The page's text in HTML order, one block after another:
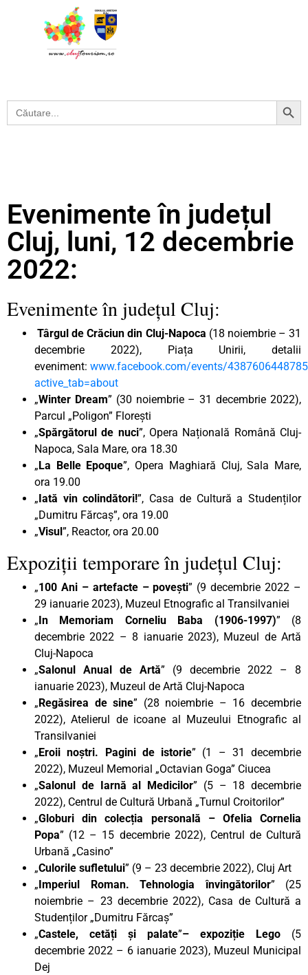
Search
for:
Search Button
Evenimente în județul
Cluj, luni, 12 decembrie
2022:
Evenimente în județul Cluj:
Târgul de Crăciun din Cluj-Napoca (18 noiembrie – 31
decembrie 2022), Piața Unirii, detalii
eveniment: www.facebook.com/events/
active_tab=about
„Winter Dream” (30 noiembrie – 31 decembrie 2022),
Parcul „Poligon” Florești
„Spărgătorul de nuci”, Opera Națională Română Cluj-
Napoca, Sala Mare, ora 18.30
„La Belle Epoque”, Opera Maghiară Cluj, Sala Mare,
ora 19.00
„Iată vin colindători!”, Casa de Cultură a Studenților
„Dumitru Fărcaș”, ora 19.00
„Visul”, Reactor, ora 20.00
Expoziții temporare în județul Cluj:
„100 Ani – artefacte – povești” (9 decembrie 2022 –
29 ianuarie 2023), Muzeul Etnografic al Transilvaniei
„In Memoriam Corneliu Baba (1906-1997)” (8
decembrie 2022 – 8 ianuarie 2023), Muzeul de Artă
Cluj-Napoca
„Salonul Anual de Artă” (9 decembrie 2022 – 8
ianuarie 2023), Muzeul de Artă Cluj-Napoca
„Regăsirea de sine” (28 noiembrie – 16 decembrie
2022), Atelierul de icoane al Muzeului Etnografic al
Transilvaniei
„Eroii noștri. Pagini de istorie” (1 – 31 decembrie
2022), Muzeul Memorial „Octavian Goga” Ciucea
„Salonul de Iarnă al Medicilor” (5 – 18 decembrie
2022), Centrul de Cultură Urbană „Turnul Croitorilor”
„Globuri din colecția personală – Ofelia Cornelia
Popa” (12 – 15 decembrie 2022), Centrul de Cultură
Urbană „Casino”
„Culorile sufletului” (9 – 23 decembrie 2022), Cluj Art
„Imperiul Roman. Tehnologia învingătorilor” (25
noiembrie – 23 decembrie 2022), Casa de Cultură a
Studenților „Dumitru Fărcaș”
„Castele, cetăți și palate”– expoziție Lego (5
decembrie 2022 – 6 ianuarie 2023), Muzeul Municipal
Dej